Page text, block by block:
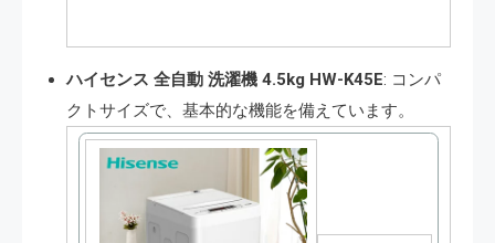
購
入
ハイセンス 全自動 洗濯機 4.5kg HW-K45E: コンパ
クトサイズで、基本的な機能を備えています​​。